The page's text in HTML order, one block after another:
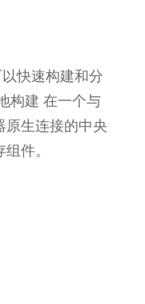
快速构建和分
构建 在一个与
原生连接的中央
件。